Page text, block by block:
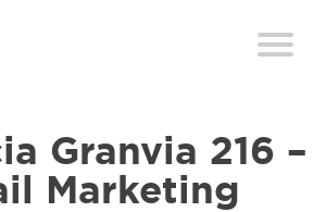
Granvia 216 –
Marketing